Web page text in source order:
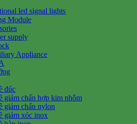
led signal lights
Module
supply
Appliance
đúc
giảm chấn hợp kim nhôm
giảm chấn nylon
giảm xóc inox